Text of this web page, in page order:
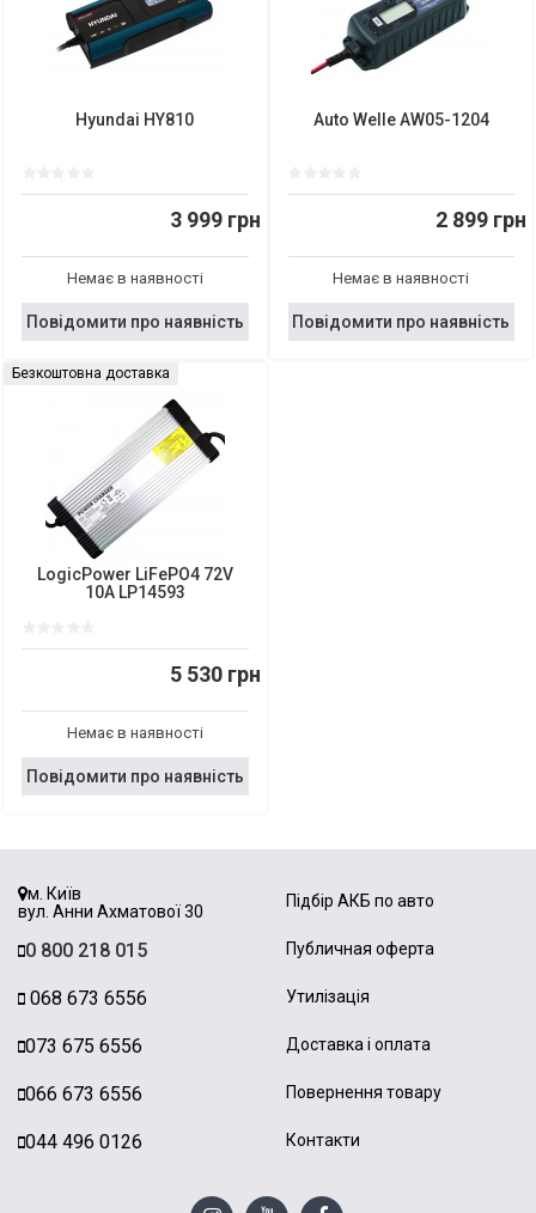
Hyundai HY810
3 999 грн
Немає в наявності
Повідомити про наявність
Auto Welle AW05-1204
2 899 грн
Немає в наявності
Повідомити про наявність
Безкоштовна доставка
LogicPower LiFePO4 72V
10A LP14593
5 530 грн
Немає в наявності
Повідомити про наявність
м. Київ
вул. Анни Ахматової 30
0 800 218 015
068 673 6556
073 675 6556
066 673 6556
044 496 0126
Підбір АКБ по авто
Публичная оферта
Утилізація
Доставка і оплата
Повернення товару
Контакти